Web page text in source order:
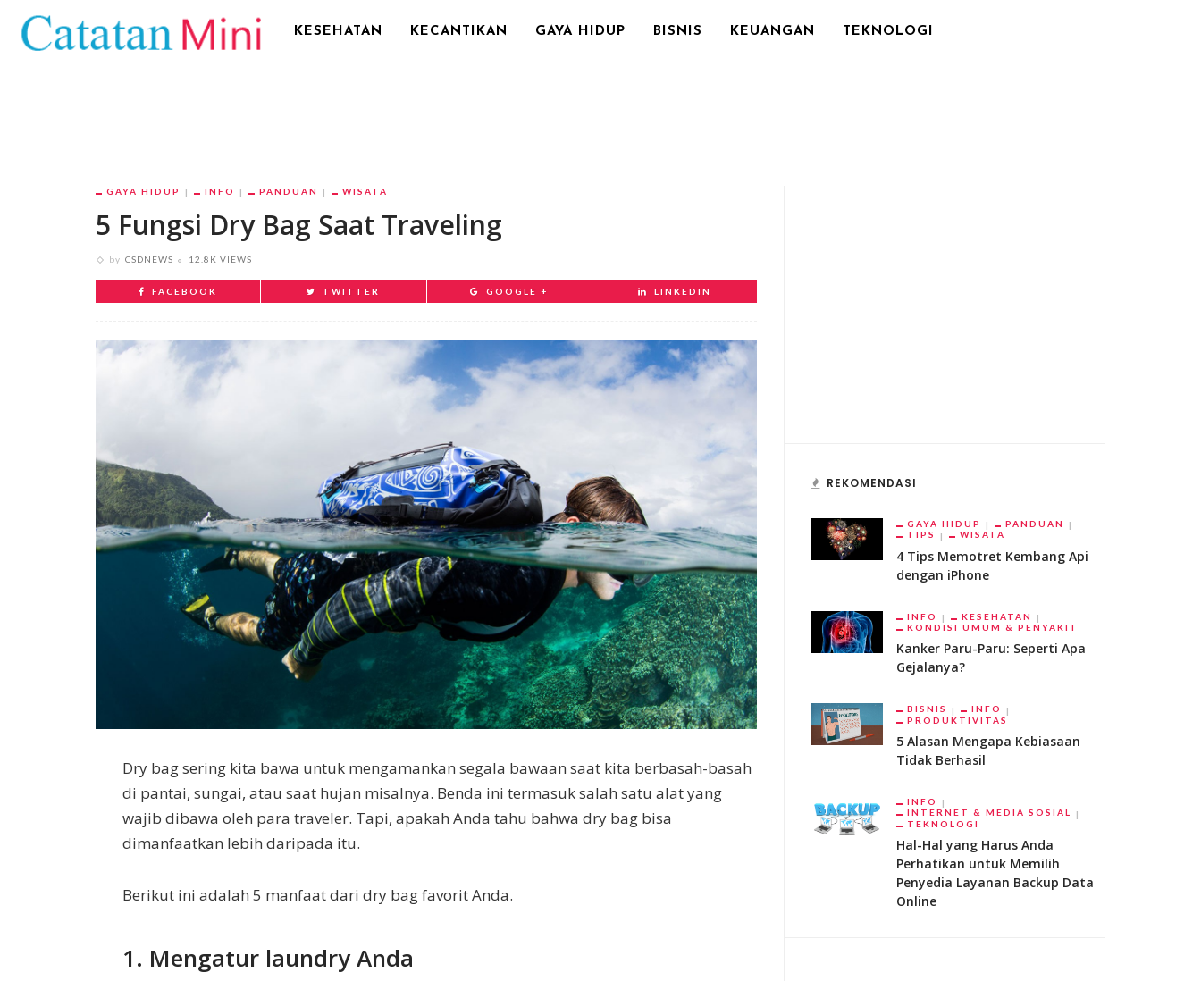
KESEHATAN KECANTIKAN GAYA HIDUP BISNIS KEUANGAN TEKNOLOGI
GAYA HIDUP INFO PANDUAN WISATA
5 Fungsi Dry Bag Saat Traveling
by CSDNEWS 12.8K VIEWS
FACEBOOK TWITTER GOOGLE + LINKEDIN
Dry bag sering kita bawa untuk mengamankan segala bawaan saat kita berbasah-basah
di pantai, sungai, atau saat hujan misalnya. Benda ini termasuk salah satu alat yang
wajib dibawa oleh para traveler. Tapi, apakah Anda tahu bahwa dry bag bisa
dimanfaatkan lebih daripada itu.
Berikut ini adalah 5 manfaat dari dry bag favorit Anda.
1. Mengatur laundry Anda
REKOMENDASI
GAYA HIDUP
PANDUAN
TIPS
WISATA
4 Tips Memotret Kembang Api
dengan iPhone
INFO
KESEHATAN
KONDISI UMUM & PENYAKIT
Kanker Paru-Paru: Seperti Apa
Gejalanya?
BISNIS
INFO
PRODUKTIVITAS
5 Alasan Mengapa Kebiasaan
Tidak Berhasil
INFO
INTERNET & MEDIA SOSIAL
TEKNOLOGI
Hal-Hal yang Harus Anda
Perhatikan untuk Memilih
Penyedia Layanan Backup Data
Online